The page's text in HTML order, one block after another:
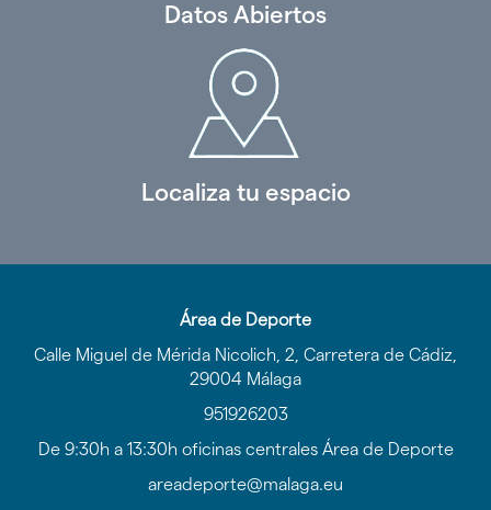
Datos Abiertos
Localiza tu espacio
Área de Deporte
Calle Miguel de Mérida Nicolich, 2, Carretera de Cádiz,
29004 Málaga
951926203
De 9:30h a 13:30h oficinas centrales Área de Deporte
areadeporte@malaga.eu